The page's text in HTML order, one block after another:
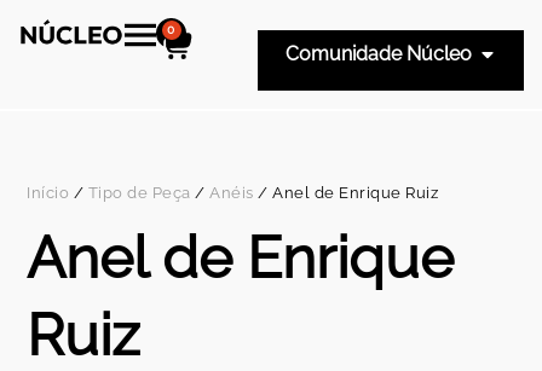
0
Comunidade Núcleo
Início / Tipo de Peça /Anéis / Anel de Enrique Ruiz
Anel de Enrique
Ruiz